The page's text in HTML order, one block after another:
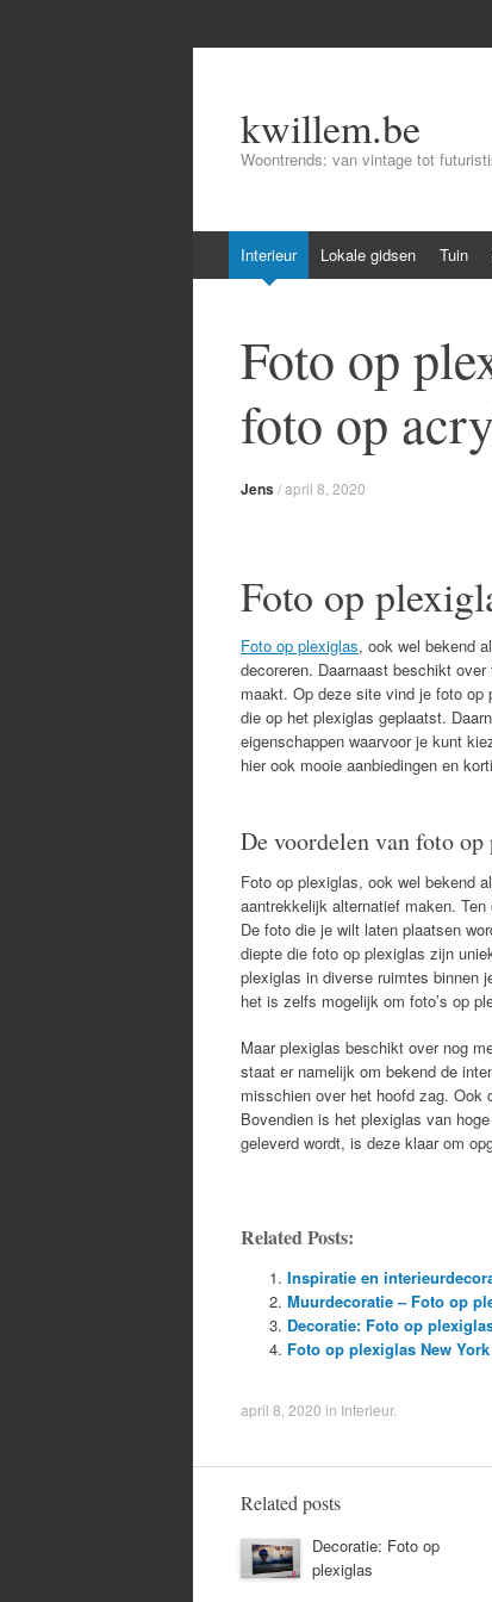
kwillem.be
Woontrends: van vintage tot
to
Interieur Lokale gidsen Tuin
Foto op
foto op
Jens/april 8, 2020
Foto op
Foto op plexiglas, ook wel bekend
decoreren. Daarnaast beschikt
maakt. Op deze site vind je foto
die op het plexiglas geplaatst.
eigenschappen waarvoor je kunt
hier ook mooie aanbiedingen en
De voordelen van foto op
Foto op plexiglas, ook wel bekend
aantrekkelijk alternatief maken.
De foto die je wilt laten plaatsen
diepte die foto op plexiglas zijn
plexiglas in diverse ruimtes binnen
het is zelfs mogelijk om foto’s op
Maar plexiglas beschikt over nog
staat er namelijk om bekend de
misschien over het hoofd zag. Ook
Bovendien is het plexiglas van
geleverd wordt, is deze klaar om
Related Posts:
Inspiratie en
Muurdecoratie – Foto op
Decoratie: Foto op
Foto op plexiglas New York
april 8, 2020 in Interieur.
Related posts
Decoratie: Foto op
plexiglas